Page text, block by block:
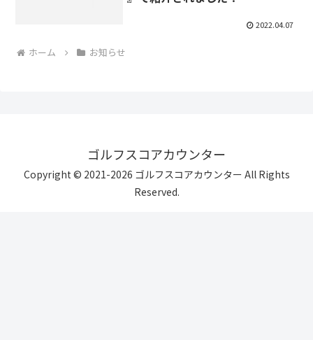
2022.04.07
ホーム お知らせ
ゴルフスコアカウンター
Copyright © 2021-2026 ゴルフスコアカウンター All Rights
Reserved.